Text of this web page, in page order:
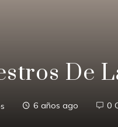
De
6 años ago 0